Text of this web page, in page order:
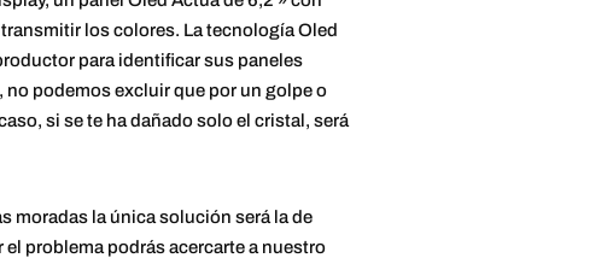
los colores. La tecnología Oled
para identificar sus paneles
no podemos excluir que por un golpe o
si se te ha dañado solo el cristal, será
moradas la única solución será la de
problema podrás acercarte a nuestro